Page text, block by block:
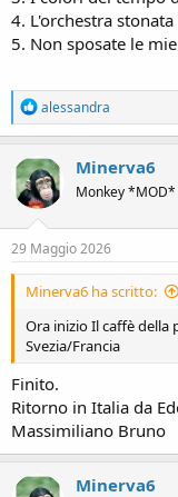
4. L'orchestra
5. Non sposate le
R
e
a
c
t
i
o
n
s
alessandra
Minerva6
Monkey *MOD*
29 Maggio 2026
Minerva6 ha scritto:
Ora inizio Il caffè della
Svezia/Francia
Finito.
Ritorno in Italia da
Massimiliano Bruno
Minerva6